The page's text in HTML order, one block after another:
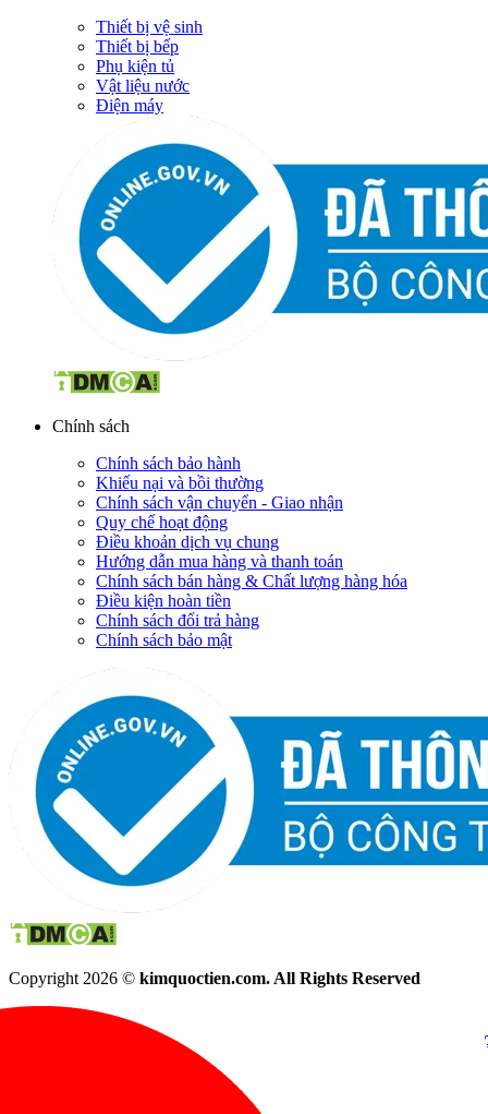
Thiết bị vệ sinh
Thiết bị bếp
Phụ kiện tủ
Vật liệu nước
Điện máy
Chính sách
Chính sách bảo hành
Khiếu nại và bồi thường
Chính sách vận chuyển - Giao nhận
Quy chế hoạt động
Điều khoản dịch vụ chung
Hướng dẫn mua hàng và thanh toán
Chính sách bán hàng & Chất lượng hàng hóa
Điều kiện hoàn tiền
Chính sách đổi trả hàng
Chính sách bảo mật
Copyright 2026 © kimquoctien.com. All Rights Reserved
(8h00 - 21h30)
(8h00 -